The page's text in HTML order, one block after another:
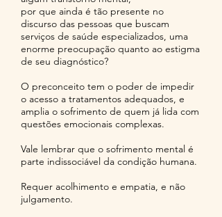
por que ainda é tão presente no
discurso das pessoas que buscam
serviços de saúde especializados, uma
enorme preocupação quanto ao estigma
de seu diagnóstico?
O preconceito tem o poder de impedir
o acesso a tratamentos adequados, e
amplia o sofrimento de quem já lida com
questões emocionais complexas.
Vale lembrar que o sofrimento mental é
parte indissociável da condição humana.
Requer acolhimento e empatia, e não
julgamento.